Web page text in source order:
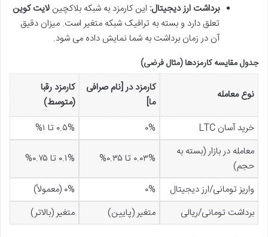
برداشت ارز دیجیتال: این کارمزد به شبکه بلاکچین لایت کوین
تعلق دارد و بسته به ترافیک شبکه متغیر است. میزان دقیق
آن در زمان برداشت به شما نمایش داده می شود.
جدول مقایسه کارمزدها (مثال فرضی)
نوع معامله
کارمزد در [نام صرافی
ما]
کارمزد رقبا
(متوسط)
خرید آسان LTC
۰%
۰.۵% تا ۱%
معامله در بازار (بسته به
حجم)
۰.۰۳% تا ۰.۳۵% ۰.۱% تا ۰.۷۵%
واریز تومانی/ارز دیجیتال ۰%
۰% (معمولاً)
برداشت تومانی/ریالی
متغیر (پایین) متغیر (بالاتر)